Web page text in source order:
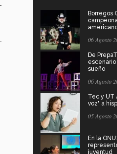
Borregos
06 Agosto
De
sueño
06 Agosto
Tec y UT
voz" a
05 Agosto
En la
juventud